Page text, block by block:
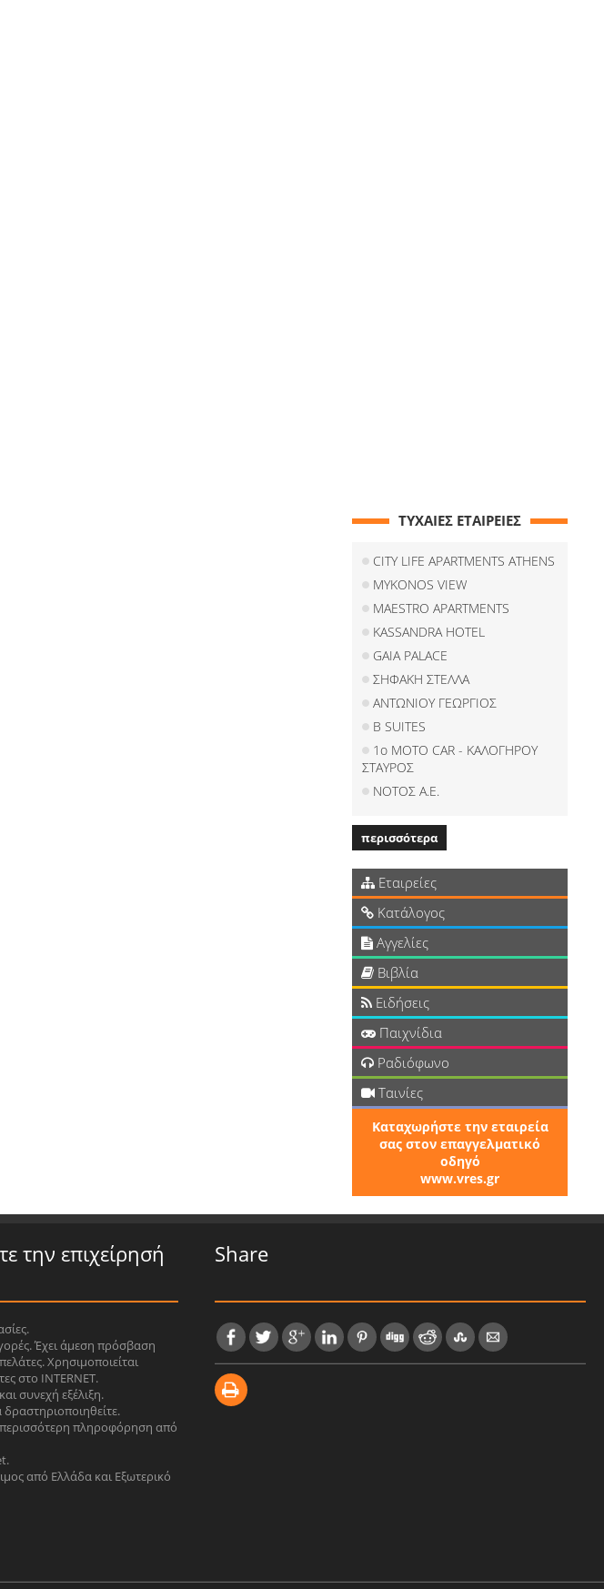
ΤΥΧΑΙΕΣ ΕΤΑΙΡΕΙΕΣ
CITY LIFE APARTMENTS ATHENS
MYKONOS VIEW
MAESTRO APARTMENTS
KASSANDRA HOTEL
GAIA PALACE
ΣΗΦΑΚΗ ΣΤΕΛΛΑ
ΑΝΤΩΝΙΟΥ ΓΕΩΡΓΙΟΣ
B SUITES
1ο ΜΟΤΟ CAR - ΚΑΛΟΓΗΡΟΥ
ΣΤΑΥΡΟΣ
ΝΟΤΟΣ Α.Ε.
περισσότερα
Εταιρείες
Κατάλογος
Αγγελίες
Βιβλία
Ειδήσεις
Παιχνίδια
Ραδιόφωνο
Ταινίες
Καταχωρήστε την εταιρεία
σας στον επαγγελματικό
οδηγό
www.vres.gr
την επιχείρησή
Έχει άμεση πρόσβαση
Χρησιμοποιείται
στο INTERNET.
συνεχή εξέλιξη.
περισσότερη πληροφόρηση από
από Ελλάδα και Εξωτερικό
Share